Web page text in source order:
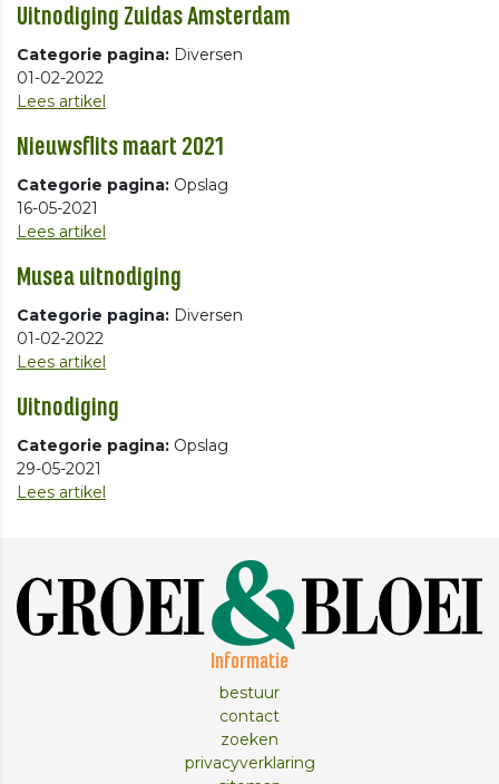
Uitnodiging Zuidas Amsterdam
Categorie pagina: Diversen
01-02-2022
Lees artikel
Nieuwsflits maart 2021
Categorie pagina: Opslag
16-05-2021
Lees artikel
Musea uitnodiging
Categorie pagina: Diversen
01-02-2022
Lees artikel
Uitnodiging
Categorie pagina: Opslag
29-05-2021
Lees artikel
Informatie
bestuur
contact
zoeken
privacyverklaring